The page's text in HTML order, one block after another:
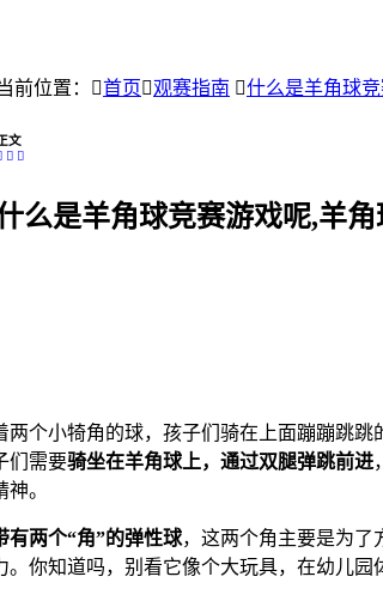
前位置： 首页 观赛指南 什么是羊角球
文
么是羊角球竞赛游戏呢,羊
个小犄角的球，孩子们骑在上面蹦蹦跳
们需要骑坐在羊角球上，通过双腿弹跳前进
。
有两个“角”的弹性球，这两个角主要是为了
你知道吗，别看它像个大玩具，在幼儿